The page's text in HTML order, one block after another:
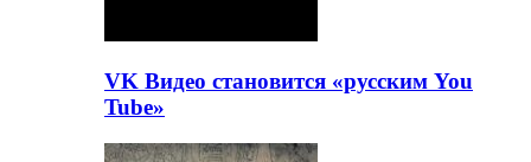
VK Видео становится «русским You
Tube»